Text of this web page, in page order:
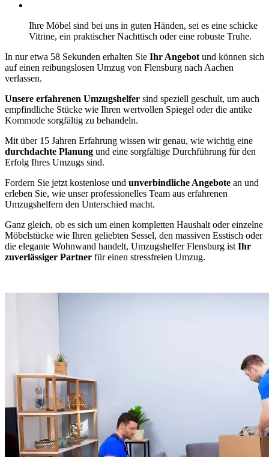
Ihre Möbel sind bei uns in guten Händen, sei es eine schicke
Vitrine, ein praktischer Nachttisch oder eine robuste Truhe.
In nur etwa 58 Sekunden erhalten Sie Ihr Angebot und können sich
auf einen reibungslosen Umzug von Flensburg nach Aachen
verlassen.
Unsere erfahrenen Umzugshelfer sind speziell geschult, um auch
empfindliche Stücke wie Ihren wertvollen Spiegel oder die antike
Kommode sorgfältig zu behandeln.
Mit über 15 Jahren Erfahrung wissen wir genau, wie wichtig eine
durchdachte Planung und eine sorgfältige Durchführung für den
Erfolg Ihres Umzugs sind.
Fordern Sie jetzt kostenlose und unverbindliche Angebote an und
erleben Sie, wie unser professionelles Team aus erfahrenen
Umzugshelfern den Unterschied macht.
Ganz gleich, ob es sich um einen kompletten Haushalt oder einzelne
Möbelstücke wie Ihren geliebten Sessel, den massiven Esstisch oder
die elegante Wohnwand handelt, Umzugshelfer Flensburg ist Ihr
zuverlässiger Partner für einen stressfreien Umzug.